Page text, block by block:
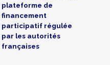
plateforme de
financement
participatif régulée
par les autorités
françaises